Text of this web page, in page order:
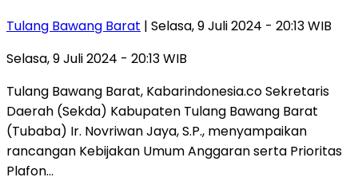
Tulang Bawang Barat | Selasa, 9 Juli 2024 - 20:13 WIB
Selasa, 9 Juli 2024 - 20:13 WIB
Tulang Bawang Barat, Kabarindonesia.co Sekretaris
Daerah (Sekda) Kabupaten Tulang Bawang Barat
(Tubaba) Ir. Novriwan Jaya, S.P., menyampaikan
rancangan Kebijakan Umum Anggaran serta Prioritas
Plafon…